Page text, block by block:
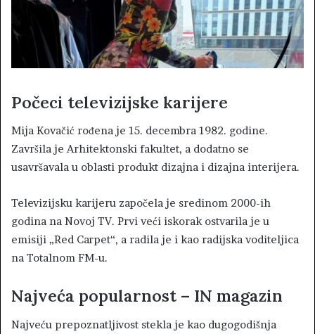
Počeci televizijske karijere
Mija Kovačić rođena je 15. decembra 1982. godine.
Završila je Arhitektonski fakultet, a dodatno se
usavršavala u oblasti produkt dizajna i dizajna interijera.
Televizijsku karijeru započela je sredinom 2000-ih
godina na Novoj TV. Prvi veći iskorak ostvarila je u
emisiji „Red Carpet“, a radila je i kao radijska voditeljica
na Totalnom FM-u.
Najveća popularnost – IN magazin
Najveću prepoznatljivost stekla je kao dugogodišnja